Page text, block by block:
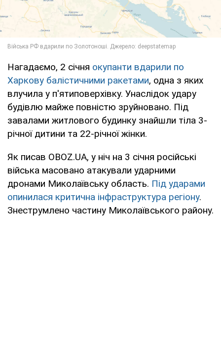
Нагадаємо, 2 січня окупанти вдарили по
Харкову балістичними ракетами, одна з яких
влучила у п'ятиповерхівку. Унаслідок удару
будівлю майже повністю зруйновано. Під
завалами житлового будинку знайшли тіла 3-
річної дитини та 22-річної жінки.
Як писав OBOZ.UA, у ніч на 3 січня російські
війська масовано атакували ударними
дронами Миколаївську область. Під ударами
опинилася критична інфраструктура регіону.
Знеструмлено частину Миколаївського району.